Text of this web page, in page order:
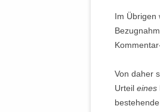
Im Übrigen
Von daher
Urteil eines